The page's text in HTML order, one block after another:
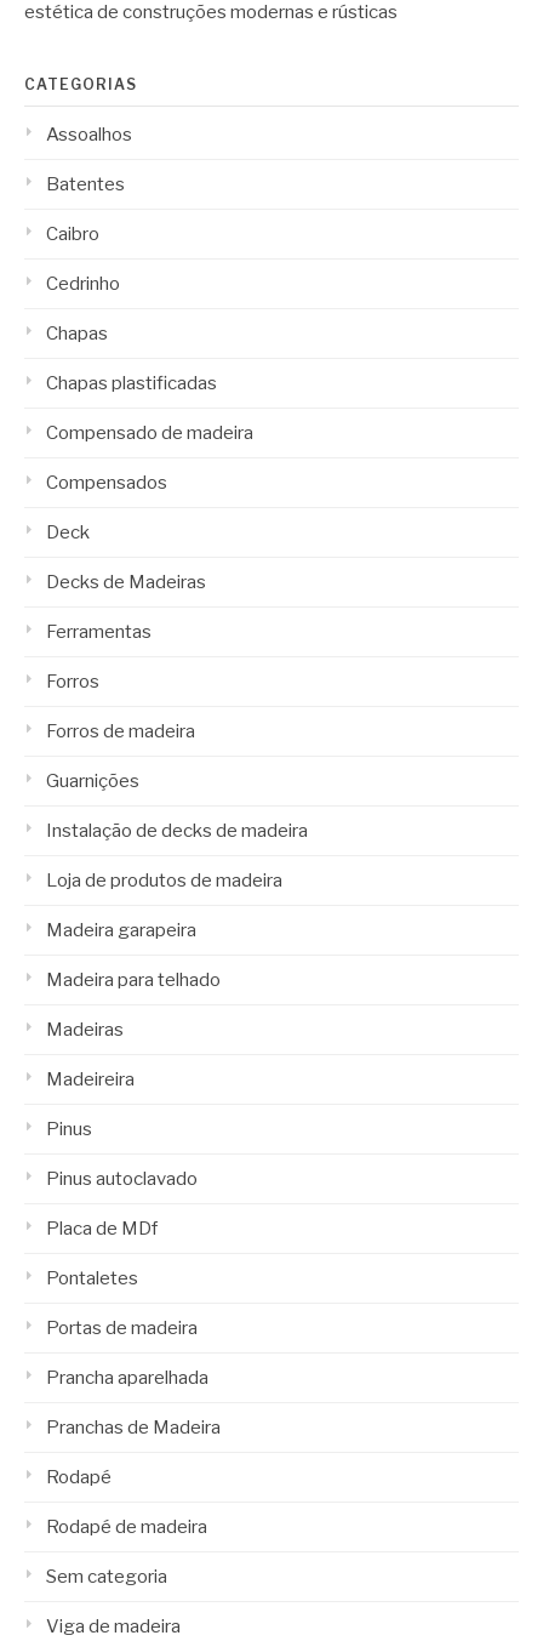
estética de construções modernas e rústicas
CATEGORIAS
Assoalhos
Batentes
Caibro
Cedrinho
Chapas
Chapas plastificadas
Compensado de madeira
Compensados
Deck
Decks de Madeiras
Ferramentas
Forros
Forros de madeira
Guarnições
Instalação de decks de madeira
Loja de produtos de madeira
Madeira garapeira
Madeira para telhado
Madeiras
Madeireira
Pinus
Pinus autoclavado
Placa de MDf
Pontaletes
Portas de madeira
Prancha aparelhada
Pranchas de Madeira
Rodapé
Rodapé de madeira
Sem categoria
Viga de madeira